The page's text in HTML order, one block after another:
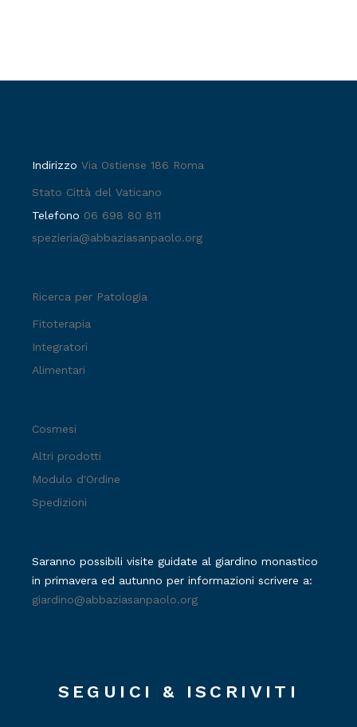
IndirizzoVia Ostiense 186 Roma
Stato Città del Vaticano
Telefono 06 698 80 811
spezieria@abbaziasanpaolo.org
Ricerca per Patologia
Fitoterapia
Integratori
Alimentari
Cosmesi
Altri prodotti
Modulo d'Ordine
Spedizioni
Saranno possibili visite guidate al giardino monastico
in primavera ed autunno per informazioni scrivere a:
giardino@abbaziasanpaolo.org
SEGUICI & ISCRIVITI